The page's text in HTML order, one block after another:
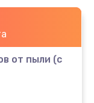
от пыли (с